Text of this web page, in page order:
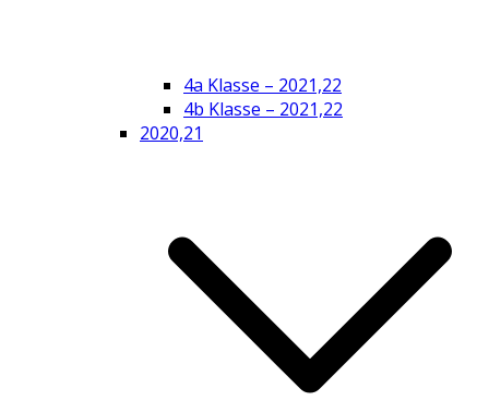
4a Klasse – 2021,22
4b Klasse – 2021,22
2020,21